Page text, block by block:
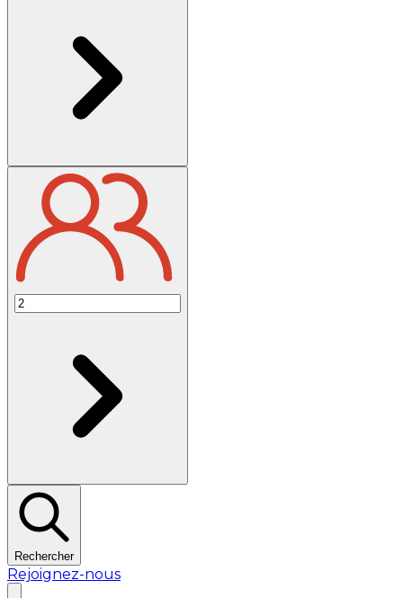
Rechercher
Rejoignez-nous